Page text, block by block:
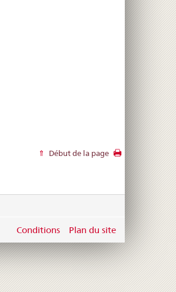
Début de la page
Conditions Plan du site